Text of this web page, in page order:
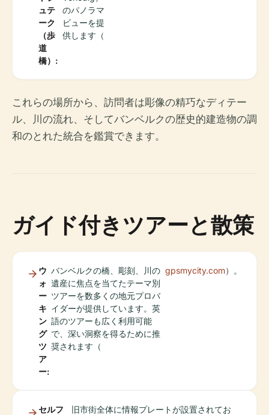
ュテ
ーク
（歩
道
橋）:
のパノラマ
ビューを提
供します（
これらの場所から、訪問者は彫像の精巧なディテー
ル、川の流れ、そしてバンベルクの歴史的建造物の調
和のとれた統合を鑑賞できます。
ガイド付きツアーと散策
ウ
ォ
ー
キ
ン
グ
ツ
ア
ー:
バンベルクの橋、彫刻、川の
遺産に焦点を当てたテーマ別
ツアーを数多くの地元プロバ
イダーが提供しています。英
語のツアーも広く利用可能
で、深い洞察を得るために推
奨されます（
gpsmycity.com）。
セルフ
旧市街全体に情報プレートが設置されてお